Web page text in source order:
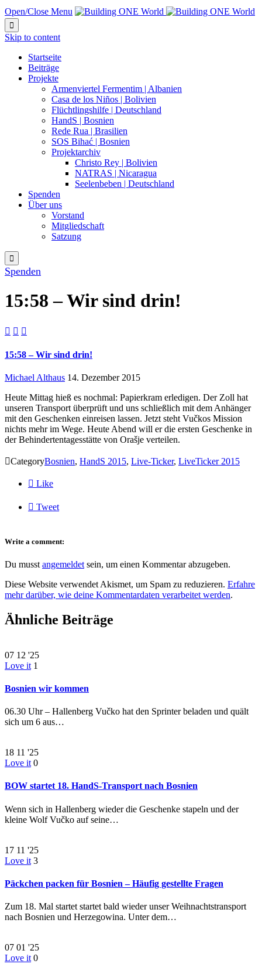
Open/Close Menu

Skip to content
Startseite
Beiträge
Projekte
Armenviertel Fermentim | Albanien
Casa de los Niños | Bolivien
Flüchtlingshilfe | Deutschland
HandS | Bosnien
Rede Rua | Brasilien
SOS Bihać | Bosnien
Projektarchiv
Christo Rey | Bolivien
NATRAS | Nicaragua
Seelenbeben | Deutschland
Spenden
Über uns
Vorstand
Mitgliedschaft
Satzung

Spenden
15:58 – Wir sind drin!
  
15:58 – Wir sind drin!
Michael Althaus 14. Dezember 2015
Heute Mittag hieß es nochmal: Papierkram erledigen. Der Zoll hat
unseren Transport überprüft und uns schließlich mit dem Anhänger
mit den Geschenken einreisen lassen. Jetzt steht Vučkos Mission
nichts mehr im Wege. Heute Abend will er die ersten Geschenke in
der Behindertentagesstätte von Orašje verteilen.
CategoryBosnien, HandS 2015, Live-Ticker, LiveTicker 2015
 Like
 Tweet
Write a comment:
Du musst angemeldet sein, um einen Kommentar abzugeben.
Diese Website verwendet Akismet, um Spam zu reduzieren. Erfahre
mehr darüber, wie deine Kommentardaten verarbeitet werden.
Ähnliche Beiträge
07 12 '25
Love it 1
Bosnien wir kommen
06.30 Uhr – Hallenberg Vučko hat den Sprinter beladen und quält
sich um 6 aus…
18 11 '25
Love it 0
BOW startet 18. HandS-Transport nach Bosnien
Wenn sich in Hallenberg wieder die Geschenke stapeln und der
kleine Wolf Vučko auf seine…
17 11 '25
Love it 3
Päckchen packen für Bosnien – Häufig gestellte Fragen
Zum 18. Mal startet startet bald wieder unser Weihnachtstransport
nach Bosnien und Herzegowina. Unter dem…
07 01 '25
Love it 0